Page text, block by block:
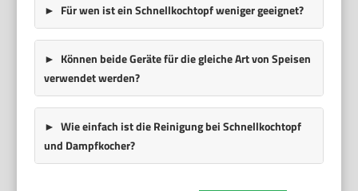
Für wen ist ein Schnellkochtopf weniger geeignet?
Können beide Geräte für die gleiche Art von Speisen
verwendet werden?
Wie einfach ist die Reinigung bei Schnellkochtopf
und Dampfkocher?